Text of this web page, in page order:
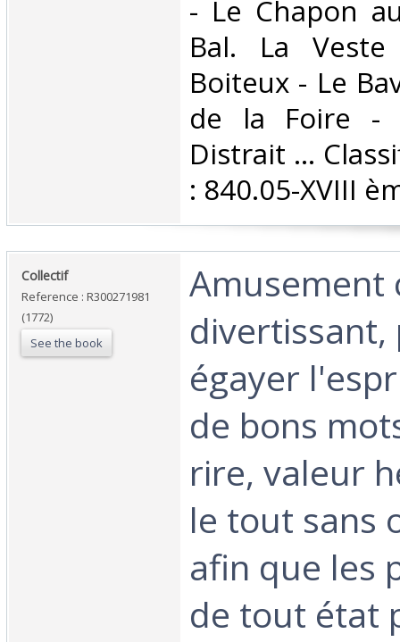
- Le Chapon
Bal. La
Boiteux - Le
de la Foire -
Distrait ...
: 840.05-XVIII
‎Collectif‎
Reference : R300271981
(1772)
See the book
‎Amusement
divertissant,
égayer
de bons
rire, valeur
le tout sans
afin que les
de tout état